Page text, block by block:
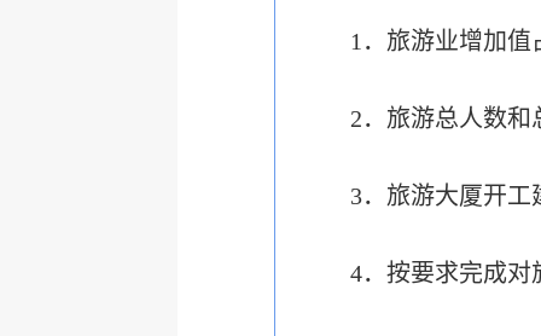
1．旅游业增加
2．旅游总人数和
3．旅游大厦开工
4．按要求完成对